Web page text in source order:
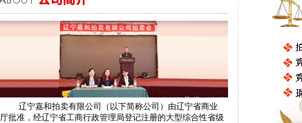
辽宁嘉和拍卖有限公司（以下简称公司）由辽宁省商业
厅批准，经辽宁省工商行政管理局登记注册的大型综合性省级